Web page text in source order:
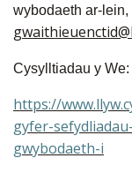
wybodaeth ar-
Cysylltiadau y We:
https://
gyfer-
gwybodaeth-i